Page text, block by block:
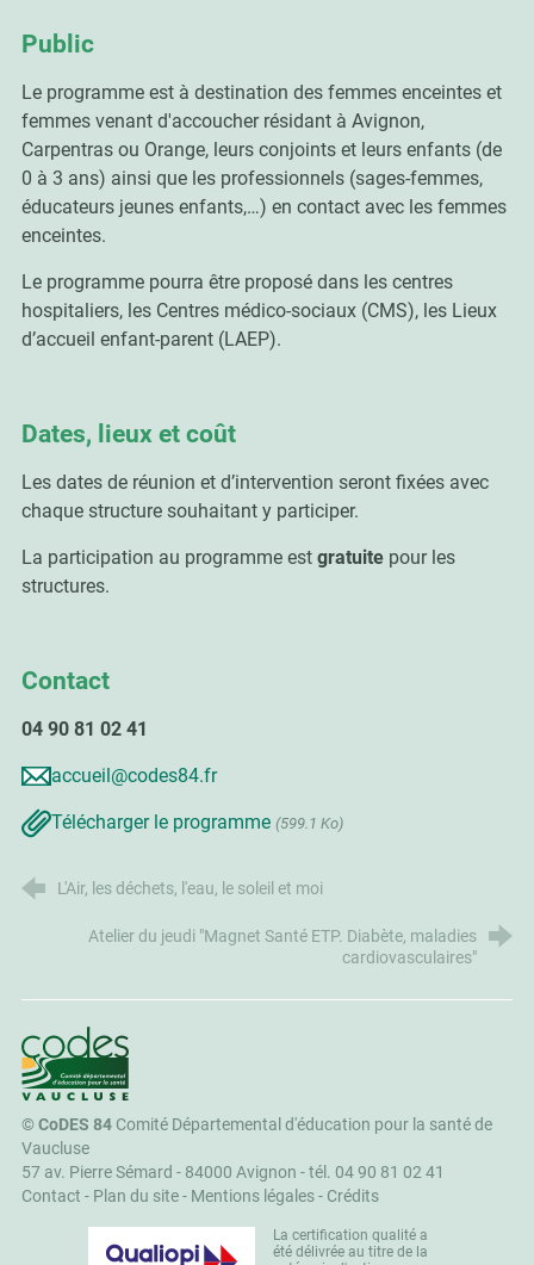
Public
Le programme est à destination des femmes enceintes et
femmes venant d'accoucher résidant à Avignon,
Carpentras ou Orange, leurs conjoints et leurs enfants (de
0 à 3 ans) ainsi que les professionnels (sages-femmes,
éducateurs jeunes enfants,…) en contact avec les femmes
enceintes.
Le programme pourra être proposé dans les centres
hospitaliers, les Centres médico-sociaux (CMS), les Lieux
d’accueil enfant-parent (LAEP).
Dates, lieux et coût
Les dates de réunion et d’intervention seront fixées avec
chaque structure souhaitant y participer.
La participation au programme est gratuitepour les
structures.
Contact
04 90 81 02 41
accueil@codes84.fr
Télécharger le programme (599.1 Ko)
L'Air, les déchets, l'eau, le soleil et moi
Atelier du jeudi "Magnet Santé ETP. Diabète, maladies
cardiovasculaires"
CoDES 84
©CoDES 84Comité Départemental d'éducation pour la santé de
Vaucluse
57 av. Pierre Sémard - 84000 Avignon -tél. 04 90 81 02 41
Contact - Plan du site- Mentions légales- Crédits
La certification qualité a
été délivrée au titre de la